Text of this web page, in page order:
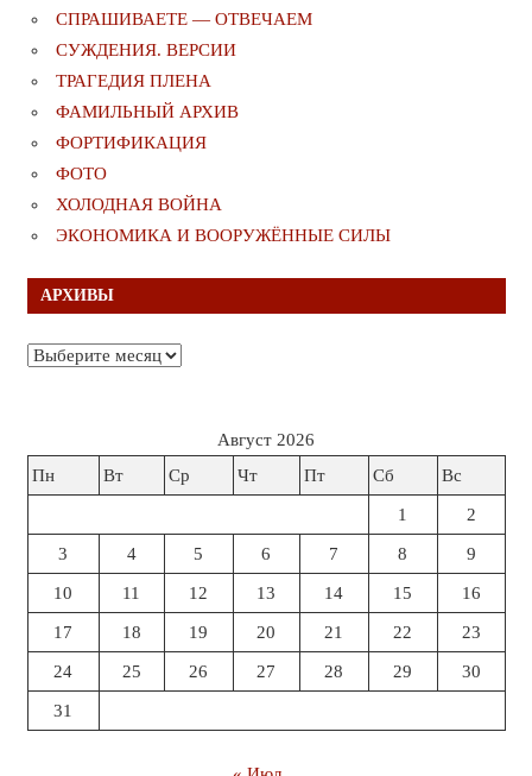
СПРАШИВАЕТЕ — ОТВЕЧАЕМ
СУЖДЕНИЯ. ВЕРСИИ
ТРАГЕДИЯ ПЛЕНА
ФАМИЛЬНЫЙ АРХИВ
ФОРТИФИКАЦИЯ
ФОТО
ХОЛОДНАЯ ВОЙНА
ЭКОНОМИКА И ВООРУЖЁННЫЕ СИЛЫ
АРХИВЫ
Архивы
Август 2026
Пн
Вт Ср Чт Пт Сб Вс
1 2
3 4 5 6 7 8 9
10 11 12 13 14 15 16
17 18 19 20 21 22 23
24 25 26 27 28 29 30
31